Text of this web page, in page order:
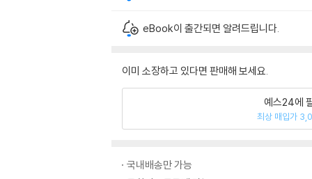
eBook이 출간되면 알려드립니다.
이미 소장하고 있다면 판매해 보세요.
예스24에
최상 매입가
국내배송만 가능